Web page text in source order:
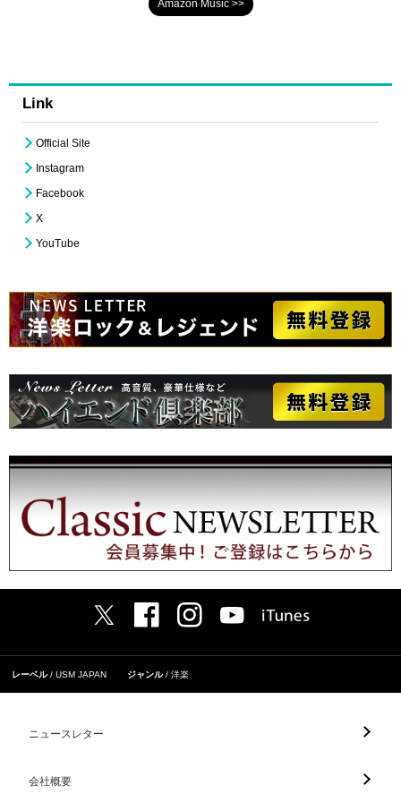
Amazon Music >>
Link
Official Site
Instagram
Facebook
X
YouTube
レーベル USM JAPAN ジャンル 洋楽
ニュースレター
会社概要